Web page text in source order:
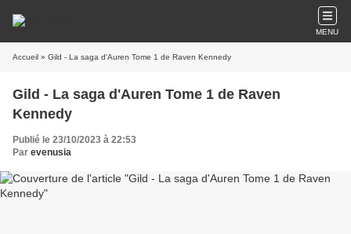
MENU
Accueil » Gild - La saga d'Auren Tome 1 de Raven Kennedy
Gild - La saga d'Auren Tome 1 de Raven
Kennedy
Publié le 23/10/2023 à 22:53
Par evenusia